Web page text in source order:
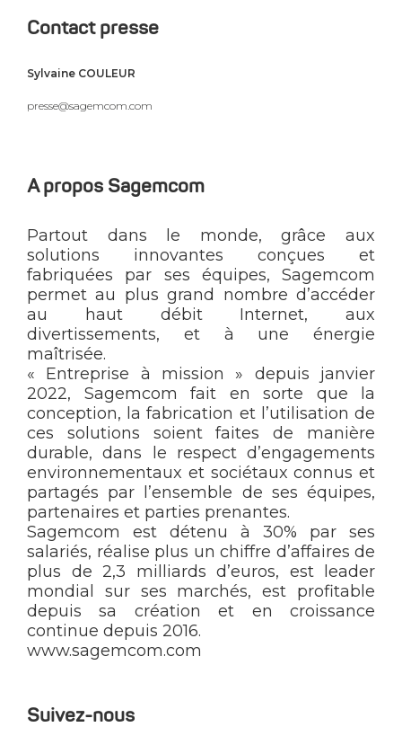
Contact presse
Sylvaine COULEUR
presse@sagemcom.com
A propos Sagemcom
Partout dans le monde, grâce aux
solutions innovantes conçues et
fabriquées par ses équipes, Sagemcom
permet au plus grand nombre d’accéder
au haut débit Internet, aux
divertissements, et à une énergie
maîtrisée.
« Entreprise à mission » depuis janvier
2022, Sagemcom fait en sorte que la
conception, la fabrication et l’utilisation de
ces solutions soient faites de manière
durable, dans le respect d’engagements
environnementaux et sociétaux connus et
partagés par l’ensemble de ses équipes,
partenaires et parties prenantes.
Sagemcom est détenu à 30% par ses
salariés, réalise plus un chiffre d’affaires de
plus de 2,3 milliards d’euros, est leader
mondial sur ses marchés, est profitable
depuis sa création et en croissance
continue depuis 2016.
www.sagemcom.com
Suivez-nous